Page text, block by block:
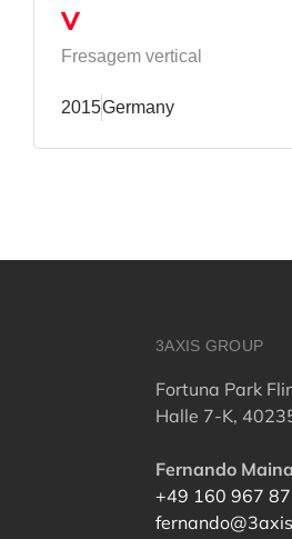
V
Fresagem vertical
2015Germany
3AXIS GROUP
Fortuna Park
Halle 7-K,
Fernando
+49 160 967